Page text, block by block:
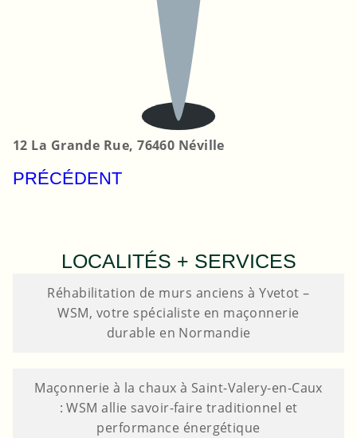
12 La Grande Rue, 76460 Néville
PRÉCÉDENT
LOCALITÉS + SERVICES
Réhabilitation de murs anciens à Yvetot –
WSM, votre spécialiste en maçonnerie
durable en Normandie
Maçonnerie à la chaux à Saint-Valery-en-Caux
: WSM allie savoir-faire traditionnel et
performance énergétique